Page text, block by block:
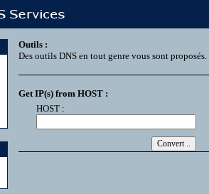
Outils :
Des outils DNS en tout genre vous sont proposés.
Get IP(s) from HOST :
HOST :